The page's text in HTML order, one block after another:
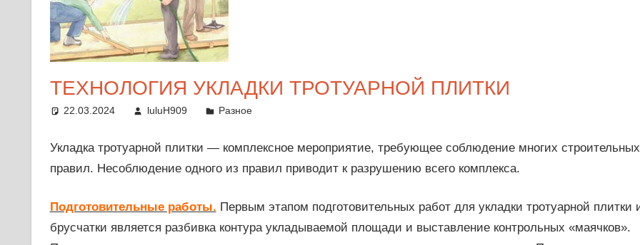
ТЕХНОЛОГИЯ УКЛАДКИ ТРОТУАРНОЙ ПЛИТКИ
22.03.2024 luluH909 Разное
Укладка тротуарной плитки — комплексное мероприятие, требующее соблюдение многих строительных
правил. Несоблюдение одного из правил приводит к разрушению всего комплекса.
Подготовительные работы. Первым этапом подготовительных работ для укладки тротуарной плитки
брусчатки является разбивка контура укладываемой площади и выставление контрольных «маячков».